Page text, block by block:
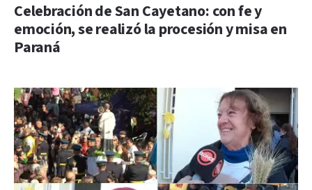
Celebración de San Cayetano: con fe y
emoción, se realizó la procesión y misa en
Paraná